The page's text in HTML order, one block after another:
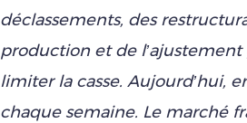
déclassements, des
production et de l’ajustement
limiter la casse. Aujourd’hui,
chaque semaine. Le marché